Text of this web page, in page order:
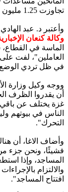
تجاوزت 1.25 مليون شيكل.
وأعتبر د. عبد
وكالة كنعان
الماسة في
العاملين"، لفت
في ظل تردي الوضع
ووجه وكيل وزارة
أن يقدروا الظرف
غزة يختلف عن باقي
الناس في بيوتهم
التحرك".
وأضاف الاغا، أن
فشيئًا، ونحن جزء
المساجد، وإذا
والالتزام
افتتاح المساجد".